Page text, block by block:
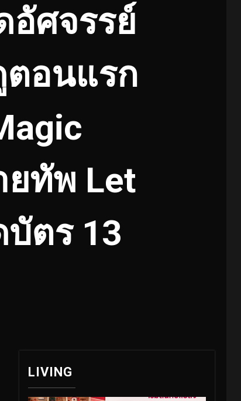
อัศจรรย์
อนแรก
ยทัพ Let
ตร 13
LIVING